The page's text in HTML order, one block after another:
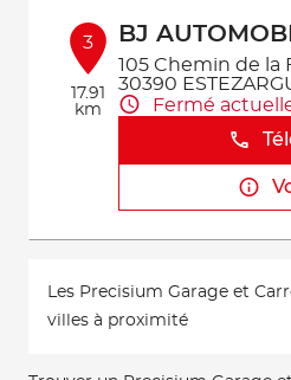
3
17.91
km
BJ
105 Chemin de la
30390
Fermé
Les Precisium Garage et
villes à proximité